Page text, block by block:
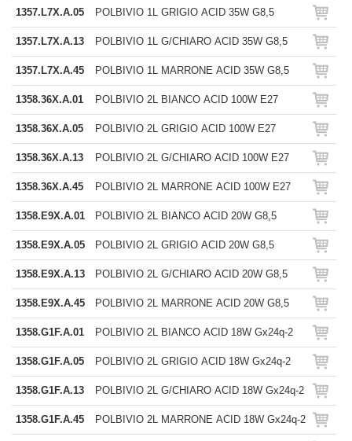
1357.L7X.A.05 POLBIVIO 1L GRIGIO ACID 35W G8,5
1357.L7X.A.13 POLBIVIO 1L G/CHIARO ACID 35W G8,5
1357.L7X.A.45 POLBIVIO 1L MARRONE ACID 35W G8,5
1358.36X.A.01 POLBIVIO 2L BIANCO ACID 100W E27
1358.36X.A.05 POLBIVIO 2L GRIGIO ACID 100W E27
1358.36X.A.13 POLBIVIO 2L G/CHIARO ACID 100W E27
1358.36X.A.45 POLBIVIO 2L MARRONE ACID 100W E27
1358.E9X.A.01 POLBIVIO 2L BIANCO ACID 20W G8,5
1358.E9X.A.05 POLBIVIO 2L GRIGIO ACID 20W G8,5
1358.E9X.A.13 POLBIVIO 2L G/CHIARO ACID 20W G8,5
1358.E9X.A.45 POLBIVIO 2L MARRONE ACID 20W G8,5
1358.G1F.A.01 POLBIVIO 2L BIANCO ACID 18W Gx24q-2
1358.G1F.A.05 POLBIVIO 2L GRIGIO ACID 18W Gx24q-2
1358.G1F.A.13 POLBIVIO 2L G/CHIARO ACID 18W Gx24q-2
1358.G1F.A.45 POLBIVIO 2L MARRONE ACID 18W Gx24q-2